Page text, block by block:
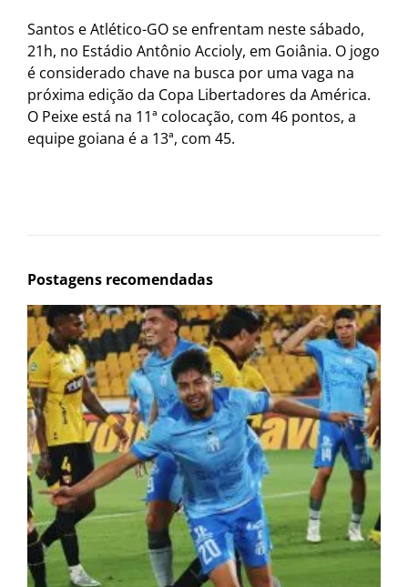
Santos e Atlético-GO se enfrentam neste sábado,
21h, no Estádio Antônio Accioly, em Goiânia. O jogo
é considerado chave na busca por uma vaga na
próxima edição da Copa Libertadores da América.
O Peixe está na 11ª colocação, com 46 pontos, a
equipe goiana é a 13ª, com 45.
Postagens recomendadas